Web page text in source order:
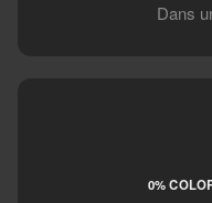
Dans
0%